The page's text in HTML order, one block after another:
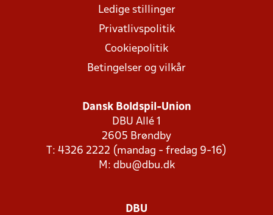
Ledige stillinger
Privatlivspolitik
Cookiepolitik
Betingelser og vilkår
Dansk Boldspil-Union
DBU Allé 1
2605 Brøndby
T: 4326 2222 (mandag - fredag 9-16)
M: dbu@dbu.dk
DBU